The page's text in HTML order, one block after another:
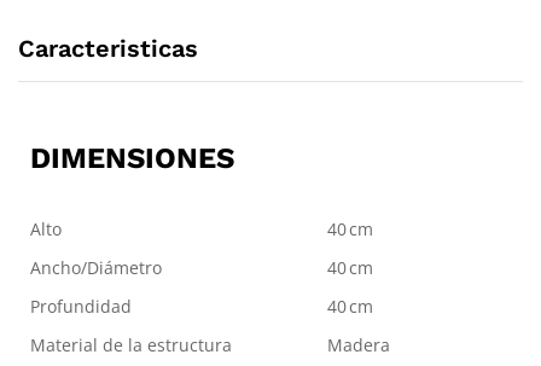
Caracteristicas
DIMENSIONES
Alto
40 cm
Ancho/Diámetro
40 cm
Profundidad
40 cm
Material de la estructura
Madera